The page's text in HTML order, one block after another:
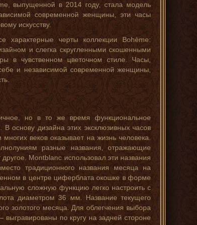
выпущенной в 2014 году, стала модель
современной женщины, эти часы
искусству.
характерные черты коллекции Bohème:
и слегка скругленными скошенными
в чувственном цветочном стиле. Часы,
и независимой современной женщины,
но в то же время функциональное
основу дизайна этих эксклюзивных часов
веков оказывает на жизнь человека.
разные названия, отражающие
Montblanc использовал эти названия
традиционного названия месяца на
в центре циферблата окошке в форме
сложную функцию легко настроить с
диаметром 36 мм. Название текущего
золотого месяца. Для облегчения выбора
по кругу на задней стороне